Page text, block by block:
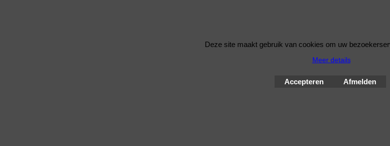
2026 sinds 1998
Deze site maakt gebruik van cookies om uw
Meer details
Accepteren Afmelden